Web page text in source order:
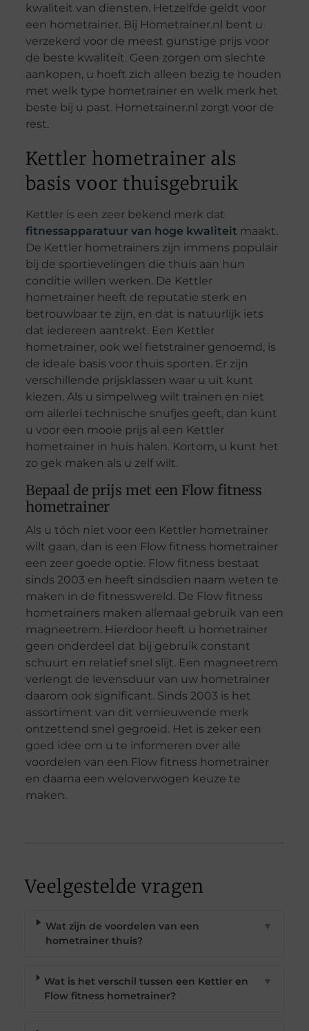
kwaliteit van diensten. Hetzelfde geldt voor
een hometrainer. Bij Hometrainer.nl bent u
verzekerd voor de meest gunstige prijs voor
de beste kwaliteit. Geen zorgen om slechte
aankopen, u hoeft zich alleen bezig te houden
met welk type hometrainer en welk merk het
beste bij u past. Hometrainer.nl zorgt voor de
rest.
Kettler hometrainer als
basis voor thuisgebruik
Kettler is een zeer bekend merk dat
fitnessapparatuur van hoge kwaliteit maakt.
De Kettler hometrainers zijn immens populair
bij de sportievelingen die thuis aan hun
conditie willen werken. De Kettler
hometrainer heeft de reputatie sterk en
betrouwbaar te zijn, en dat is natuurlijk iets
dat iedereen aantrekt. Een Kettler
hometrainer, ook wel fietstrainer genoemd, is
de ideale basis voor thuis sporten. Er zijn
verschillende prijsklassen waar u uit kunt
kiezen. Als u simpelweg wilt trainen en niet
om allerlei technische snufjes geeft, dan kunt
u voor een mooie prijs al een Kettler
hometrainer in huis halen. Kortom, u kunt het
zo gek maken als u zelf wilt.
Bepaal de prijs met een Flow fitness
hometrainer
Als u tóch niet voor een Kettler hometrainer
wilt gaan, dan is een Flow fitness hometrainer
een zeer goede optie. Flow fitness bestaat
sinds 2003 en heeft sindsdien naam weten te
maken in de fitnesswereld. De Flow fitness
hometrainers maken allemaal gebruik van een
magneetrem. Hierdoor heeft u hometrainer
geen onderdeel dat bij gebruik constant
schuurt en relatief snel slijt. Een magneetrem
verlengt de levensduur van uw hometrainer
daarom ook significant. Sinds 2003 is het
assortiment van dit vernieuwende merk
ontzettend snel gegroeid. Het is zeker een
goed idee om u te informeren over alle
voordelen van een Flow fitness hometrainer
en daarna een weloverwogen keuze te
maken.
Veelgestelde vragen
Wat zijn de voordelen van een
hometrainer thuis?
▼
Wat is het verschil tussen een Kettler en
Flow fitness hometrainer?
▼